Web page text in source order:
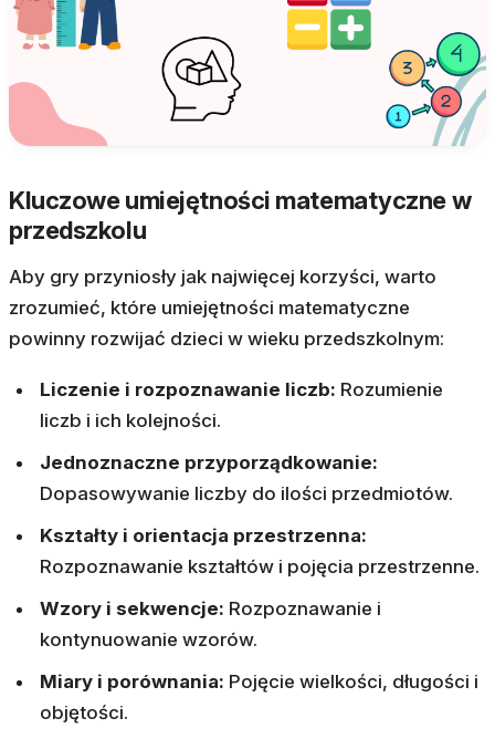
Kluczowe umiejętności matematyczne w
przedszkolu
Aby gry przyniosły jak najwięcej korzyści, warto
zrozumieć, które umiejętności matematyczne
powinny rozwijać dzieci w wieku przedszkolnym:
Liczenie i rozpoznawanie liczb: Rozumienie
liczb i ich kolejności.
Jednoznaczne przyporządkowanie:
Dopasowywanie liczby do ilości przedmiotów.
Kształty i orientacja przestrzenna:
Rozpoznawanie kształtów i pojęcia przestrzenne.
Wzory i sekwencje: Rozpoznawanie i
kontynuowanie wzorów.
Miary i porównania: Pojęcie wielkości, długości i
objętości.